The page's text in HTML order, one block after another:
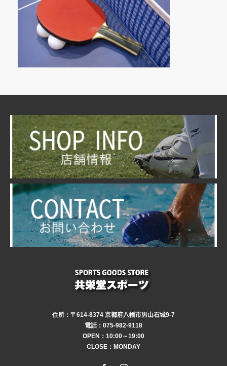
住所：〒614-8374 京都府八幡市男山石城9-7
電話：075-982-9118
OPEN：10:00～19:00
CLOSE：MONDAY